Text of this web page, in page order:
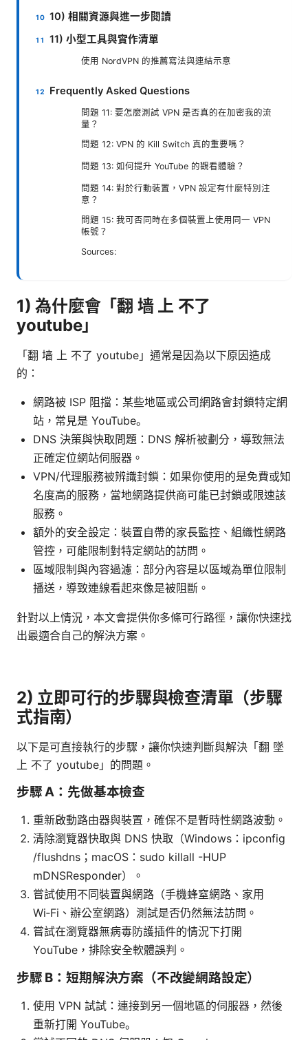
10) 相關資源與進一步閱讀
11) 小型工具與實作清單
使用 NordVPN 的推薦寫法與連結示意
Frequently Asked Questions
問題 11: 要怎麼測試 VPN 是否真的在加密我的流
量？
問題 12: VPN 的 Kill Switch 真的重要嗎？
問題 13: 如何提升 YouTube 的觀看體驗？
問題 14: 對於行動裝置，VPN 設定有什麼特別注
意？
問題 15: 我可否同時在多個裝置上使用同一 VPN
帳號？
Sources:
1) 為什麼會「翻 墙 上 不了
youtube」
「翻 墙 上 不了 youtube」通常是因為以下原因造成
的：
網路被 ISP 阻擋：某些地區或公司網路會封鎖特定網
站，常見是 YouTube。
DNS 決策與快取問題：DNS 解析被劃分，導致無法
正確定位網站伺服器。
VPN/代理服務被辨識封鎖：如果你使用的是免費或知
名度高的服務，當地網路提供商可能已封鎖或限速該
服務。
額外的安全設定：裝置自帶的家長監控、組織性網路
管控，可能限制對特定網站的訪問。
區域限制與內容過濾：部分內容是以區域為單位限制
播送，導致連線看起來像是被阻斷。
針對以上情況，本文會提供你多條可行路徑，讓你快速找
出最適合自己的解決方案。
2) 立即可行的步驟與檢查清單（步驟
式指南）
以下是可直接執行的步驟，讓你快速判斷與解決「翻 墜
上 不了 youtube」的問題。
步驟 A：先做基本檢查
重新啟動路由器與裝置，確保不是暫時性網路波動。
清除瀏覽器快取與 DNS 快取（Windows：ipconfig
/flushdns；macOS：sudo killall -HUP
mDNSResponder）。
嘗試使用不同裝置與網路（手機蜂窒網路、家用
Wi‑Fi、辦公室網路）測試是否仍然無法訪問。
嘗試在瀏覽器無病毒防護插件的情況下打開
YouTube，排除安全軟體誤判。
步驟 B：短期解決方案（不改變網路設定）
使用 VPN 試試：連接到另一個地區的伺服器，然後
重新打開 YouTube。